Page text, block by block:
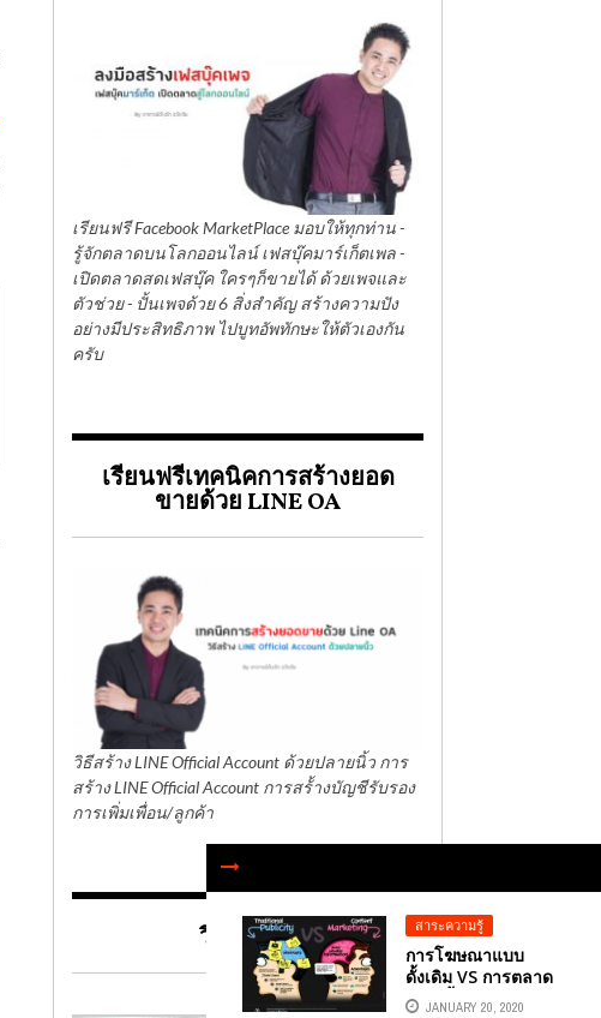
สาระความรู้
การโฆษณาแบบ
ดั้งเดิม VS การตลาด
ด้านเนื้อหา
JANUARY 20, 2020
เรียนฟรี Facebook MarketPlace มอบให้ทุกท่าน -
รู้จักตลาดบนโลกออนไลน์ เฟสบุ๊คมาร์เก็ตเพล -
เปิดตลาดสดเฟสบุ๊ค ใครๆก็ขายได้ ด้วยเพจและ
ตัวช่วย - ปั้นเพจด้วย 6 สิ่งสำคัญ สร้างความปัง
อย่างมีประสิทธิภาพ ไปบูทอัพทักษะให้ตัวเองกัน
ครับ
เรียนฟรีเทคนิคการสร้างยอด
ขายด้วย LINE OA
วิธีสร้าง LINE Official Account ด้วยปลายนิ้ว การ
สร้าง LINE Official Account การสร้้างบัญชีรับรอง
การเพิ่มเพื่อน/ลูกค้า
วิทยาการ